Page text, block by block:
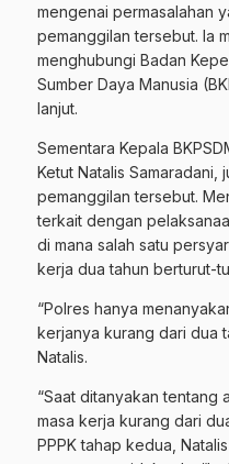
mengenai permasalahan
pemanggilan tersebut. Ia
menghubungi Badan
Sumber Daya Manusia
lanjut.
Sementara Kepala
Ketut Natalis Samaradani,
pemanggilan tersebut.
terkait dengan
di mana salah satu
kerja dua tahun berturut-
“Polres hanya
kerjanya kurang dari dua
Natalis.
“Saat ditanyakan
masa kerja kurang dari
PPPK tahap kedua,